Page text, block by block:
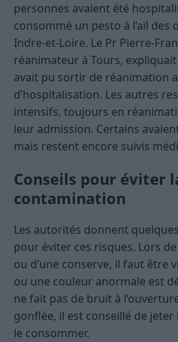
personnes avaient été
consommé un pesto à l’ail des
Indre-et-Loire. Le Pr Pierre-
réanimateur à Tours,
avait pu sortir de réanimation
d’hospitalisation. Les autres
intensifs, toujours en
leur admission. Certains
mais restent encore suivis
Conseils pour éviter
contamination
Les autorités donnent
pour éviter ces risques. Lors
ou d’une conserve, il faut être
ou une couleur anormale est
ne fait pas de bruit à
gonflée, il est conseillé de
le consommer.